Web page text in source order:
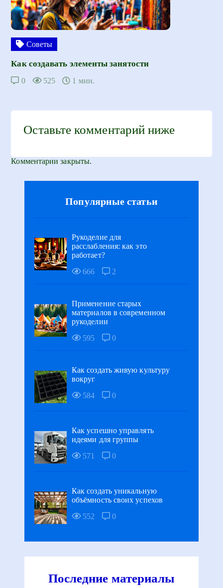
Советы
Как создавать элементы занятости
0 525 1 мин.
Оставьте комментарий ниже
Комментарии закрыты.
Популярные статьи
Рукоделие для
расслабления: как это
работает?
666
2
Применение старых
материалов в современном
рукоделии
595
0
Как создать живую культуру
вокруг
584
0
Как успешно управлять
идеями для группы
571
0
Как создать уникальную
объёмность своих успехов
552
0
Последние материалы